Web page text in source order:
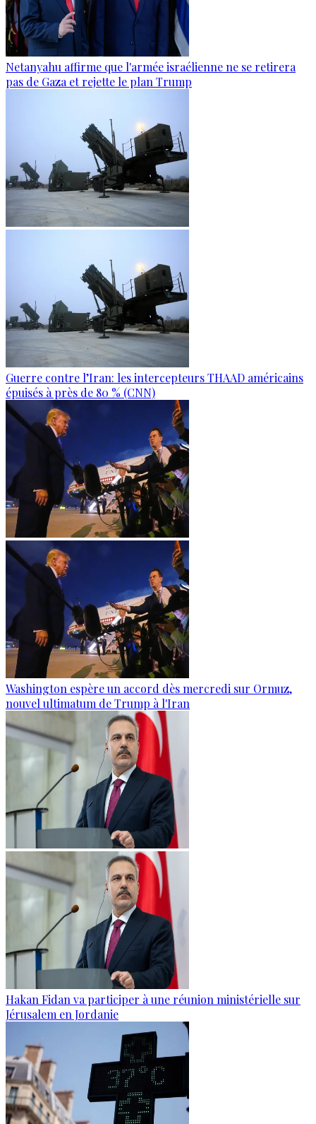
Netanyahu affirme que l'armée israélienne ne se retirera
pas de Gaza et rejette le plan Trump
Guerre contre l’Iran: les intercepteurs THAAD américains
épuisés à près de 80 % (CNN)
Washington espère un accord dès mercredi sur Ormuz,
nouvel ultimatum de Trump à l'Iran
Hakan Fidan va participer à une réunion ministérielle sur
Jérusalem en Jordanie